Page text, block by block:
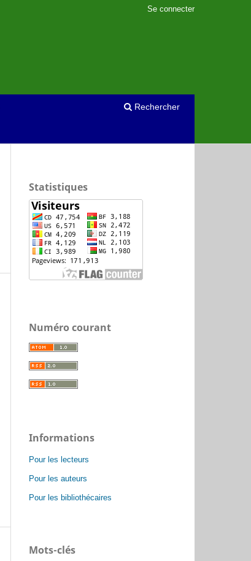
Rechercher
Se connecter
Statistiques
Numéro courant
Informations
Pour les lecteurs
Pour les auteurs
Pour les bibliothécaires
Mots-clés